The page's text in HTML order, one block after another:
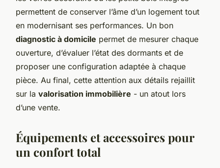
permettent de conserver l’âme d’un logement tout
en modernisant ses performances. Un bon
diagnostic à domicile permet de mesurer chaque
ouverture, d’évaluer l’état des dormants et de
proposer une configuration adaptée à chaque
pièce. Au final, cette attention aux détails rejaillit
sur la valorisation immobilière - un atout lors
d’une vente.
Équipements et accessoires pour
un confort total